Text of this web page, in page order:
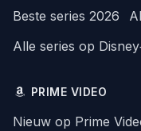
Beste series 2026
Alle series op
PRIME VIDEO
Nieuw op Prime